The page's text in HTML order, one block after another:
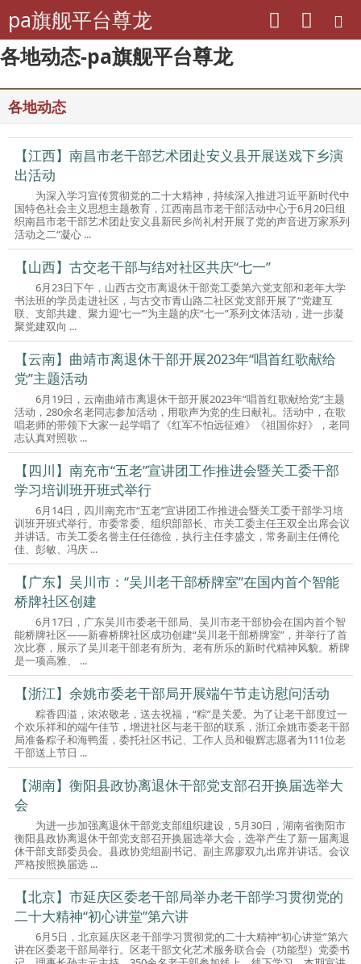
各地动态-pa旗舰平台尊龙
pa旗舰平台尊龙
各地动态
【江西】南昌市老干部艺术团赴安义县开展送戏下乡演
出活动
为深入学习宣传贯彻党的二十大精神，持续深入推进习近平新时代中
国特色社会主义思想主题教育，江西南昌市老干部活动中心于6月20日组
织南昌市老干部艺术团赴安义县新民乡尚礼村开展了党的声音进万家系列
活动之二“凝心 ...
【山西】古交老干部与结对社区共庆“七一”
6月23日下午，山西古交市离退休干部党工委第六党支部和老年大学
书法班的学员走进社区，与古交市青山路二社区党支部开展了“党建互
联、支部共建、聚力迎‘七一’”为主题的庆“七一”系列文体活动，进一步凝
聚党建双向 ...
【云南】曲靖市离退休干部开展2023年“唱首红歌献给
党”主题活动
6月19日，云南曲靖市离退休干部开展2023年“唱首红歌献给党”主题
活动，280余名老同志参加活动，用歌声为党的生日献礼。活动中，在歌
唱老师的带领下大家一起学唱了《红军不怕远征难》《祖国你好》，老同
志认真对照歌 ...
【四川】南充市“五老”宣讲团工作推进会暨关工委干部
学习培训班开班式举行
6月14日，四川南充市“五老”宣讲团工作推进会暨关工委干部学习培
训班开班式举行。市委常委、组织部部长、市关工委主任王双全出席会议
并讲话。市关工委名誉主任任德俭，执行主任李盛文，常务副主任傅伦
佳、彭敏、冯庆 ...
【广东】吴川市：“吴川老干部桥牌室”在国内首个智能
桥牌社区创建
6月17日，广东吴川市委老干部局、吴川市老干部协会在国内首个智
能桥牌社区——新睿桥牌社区成功创建“吴川老干部桥牌室”，并举行了首
次比赛，展示了吴川老干部老有所为、老有所乐的新时代精神风貌。桥牌
是一项高雅、 ...
【浙江】余姚市委老干部局开展端午节走访慰问活动
粽香四溢，浓浓敬老，送去祝福，“粽”是关爱。为了让老干部度过一
个欢乐祥和的端午佳节，增进社区与老干部的联系，浙江余姚市委老干部
局准备粽子和海鸭蛋，委托社区书记、工作人员和银辉志愿者为111位老
干部送上节日 ...
【湖南】衡阳县政协离退休干部党支部召开换届选举大
会
为进一步加强离退休干部党支部组织建设，5月30日，湖南省衡阳市
衡阳县政协离退休干部党支部召开换届选举大会，选举产生了新一届离退
休干部支部委员会。县政协党组副书记、副主席廖双九出席并讲话。会议
严格按照换届选 ...
【北京】市延庆区委老干部局举办老干部学习贯彻党的
二十大精神“初心讲堂”第六讲
6月5日，北京延庆区老干部学习贯彻党的二十大精神“初心讲堂”第六
讲在区委老干部局举行。区老干部文化艺术服务联合会（功能型）党委书